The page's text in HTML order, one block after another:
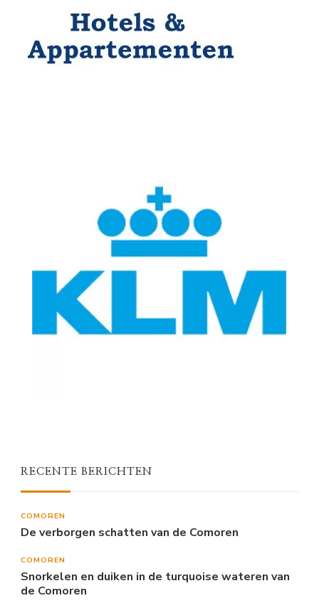
RECENTE BERICHTEN
COMOREN
De verborgen schatten van de Comoren
COMOREN
Snorkelen en duiken in de turquoise wateren van
de Comoren